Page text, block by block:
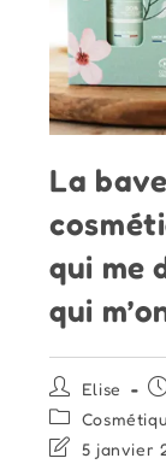
La
qui me
qui
Auteur/
de
publication :
Elise
Post
category:
Dernière
5 janvier